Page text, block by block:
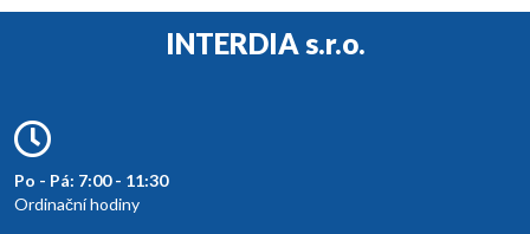
INTERDIA s.r.o.
Po - Pá: 7:00 - 11:30
Ordinační hodiny